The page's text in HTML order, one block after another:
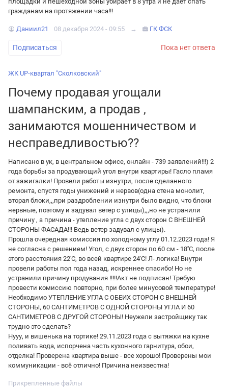
гражданам на протяжении часа!!!
Даниил21 08 декабря 2024 - 09:55 → ГК ФСК
Подписаться Пока нет ответа
ЖК UP-квартал "Сколковский"
Почему продавая угощали
шампанским, а продав ,
занимаются мошенничеством и
несправедливостью??
Написано в ук, в центральном офисе, онлайн - 739 заявлений!!!) 2
года борьбы за продувающий угол внутри квартиры! Гасло пламя
от зажигалки! Провели работы изнутри, после сделанного
ремонта, спустя годы унижений и нервов(одна стена монолит,
вторая блоки,,,при раздроблении изнутри было видно, что блоки
нервные, поэтому и задувал ветер с улицы),,,но не устранили
причину , а причина - утепление угла с двух сторон С ВНЕШНЕЙ
СТОРОНЫ ФАСАДА!!! Ведь ветер задувал с улицы).
Прошла очередная комиссия по холодному углу 01.12.2023 года! Я
не согласна с решением! Угол, с двух сторон по 60 см - 18''С, после
этого расстояния 22'С, во всей квартире 24'С! Л- логика! Внутри
провели работы пол года назад, искреннее спасибо! Но не
устранили причину продувания !!!!!Акт не подписан! Требую
провести комиссию повторно, при более минусовой температуре!
Необходимо УТЕПЛЕНИЕ УГЛА С ОБЕИХ СТОРОН С ВНЕШНЕЙ
СТОРОНЫ, 60 САНТИМЕТРОВ С ОДНОЙ СТОРОНЫ УГЛА И 60
САНТИМЕТРОВ С ДРУГОЙ СТОРОНЫ! Неужели застройщику так
трудно это сделать?
Нууу, и вишенька на тортике! 29.11.2023 года с вытяжки на кухне
поливать вода, испорчена часть кухонного гарнитура, обои,
отделка! Проверена квартира выше - все хорошо! Проверены мои
коммуникации - всё отлично! Причина неизвестна!
Прикрепленные файлы